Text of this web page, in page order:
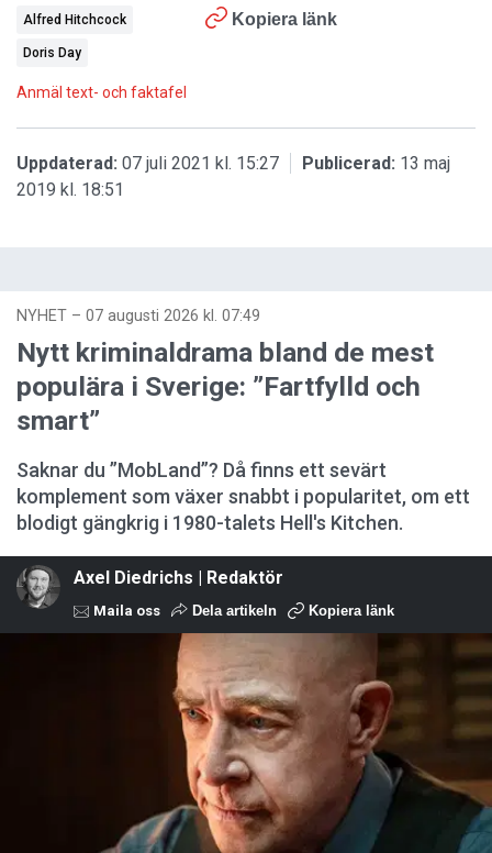
Kopiera länk
Alfred Hitchcock
Doris Day
Anmäl text- och faktafel
Uppdaterad: 07 juli 2021 kl. 15:27 Publicerad: 13 maj
2019 kl. 18:51
NYHET – 07 augusti 2026 kl. 07:49
Nytt kriminaldrama bland de mest
populära i Sverige: ”Fartfylld och
smart”
Saknar du ”MobLand”? Då finns ett sevärt
komplement som växer snabbt i popularitet, om ett
blodigt gängkrig i 1980-talets Hell's Kitchen.
Axel Diedrichs | Redaktör
Maila oss Dela artikeln Kopiera länk